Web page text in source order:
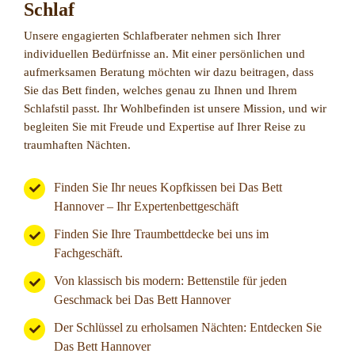
Schlaf
Unsere engagierten Schlafberater nehmen sich Ihrer
individuellen Bedürfnisse an. Mit einer persönlichen und
aufmerksamen Beratung möchten wir dazu beitragen, dass
Sie das Bett finden, welches genau zu Ihnen und Ihrem
Schlafstil passt. Ihr Wohlbefinden ist unsere Mission, und wir
begleiten Sie mit Freude und Expertise auf Ihrer Reise zu
traumhaften Nächten.
Finden Sie Ihr neues Kopfkissen bei Das Bett
Hannover – Ihr Expertenbettgeschäft
Finden Sie Ihre Traumbettdecke bei uns im
Fachgeschäft.
Von klassisch bis modern: Bettenstile für jeden
Geschmack bei Das Bett Hannover
Der Schlüssel zu erholsamen Nächten: Entdecken Sie
Das Bett Hannover